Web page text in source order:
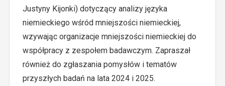
Justyny Kijonki) dotyczący analizy języka
niemieckiego wśród mniejszości niemieckiej,
wzywając organizacje mniejszości niemieckiej do
współpracy z zespołem badawczym. Zapraszał
również do zgłaszania pomysłów i tematów
przyszłych badań na lata 2024 i 2025.